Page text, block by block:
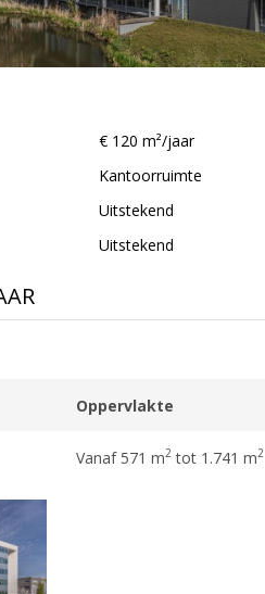
€ 120 m²/jaar
Kantoorruimte
Uitstekend
Uitstekend
Oppervlakte
Vanaf 571 m2tot 1.741 m2